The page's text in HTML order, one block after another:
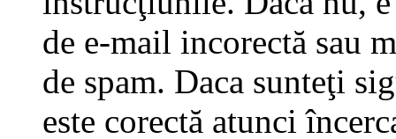
de e-mail incorectă sau
de spam. Daca sunteţi
este corectă atunci